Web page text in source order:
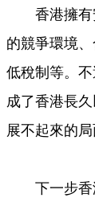
香港擁有
的競爭環境
低稅制等。
成了香港長
展不起來的局
下一步香